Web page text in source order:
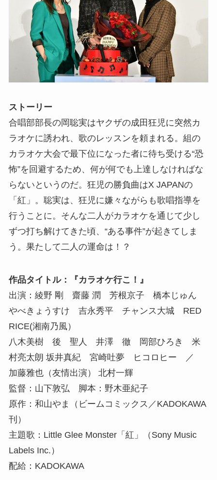
ストーリー
合唱部部長の岡聡実はヤクザの成田狂児に突然カ
ラオケに誘われ、歌のレッスンを頼まれる。組の
カラオケ大会で最下位になった者に待ち受ける“恐
怖”を回避するため、何が何でも上達しなければな
らないというのだ。狂児の勝負曲はX JAPANの
「紅」。聡実は、狂児に嫌々ながらも歌唱指導を
行うことに。そんな二人がカラオケを通じて少し
ずつ打ち解けてきた頃、“ある事件”が起きてしま
う。果たして二人の運命は！？
作品タイトル：『カラオケ行こ！』
出演：綾野 剛 齋藤 潤 芳根京子 橋本じゅん
やべきょうすけ 吉永秀平 チャンス大城 RED
RICE(湘南乃風）
八木美樹 後 聖人 井澤 徹 岡部ひろき 米
村亮太朗 坂井真紀 宮崎吐夢 ヒコロヒー ／
加藤雅也（友情出演） 北村一輝
監督：山下敦弘 脚本：野木亜紀子
原作：和山やま（ビームコミックス／KADOKAWA
刊）
主題歌：Little Glee Monster「紅」（Sony Music
Labels Inc.）
配給：KADOKAWA